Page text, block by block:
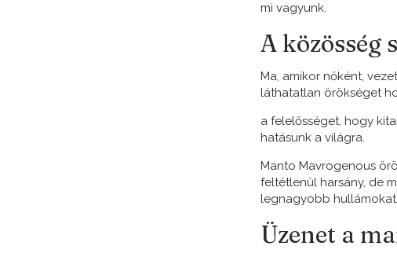
mi vagyunk.
A közösség
Ma, amikor nőként,
láthatatlan örökséget
a felelősséget, hogy
hatásunk a világra.
Manto Mavrogenous
feltétlenül harsány, de
legnagyobb hullámokat.
Üzenet a